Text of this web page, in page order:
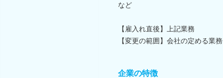
など
【雇入れ直後】上記業務
【変更の範囲】会社の定める業
企業の特徴